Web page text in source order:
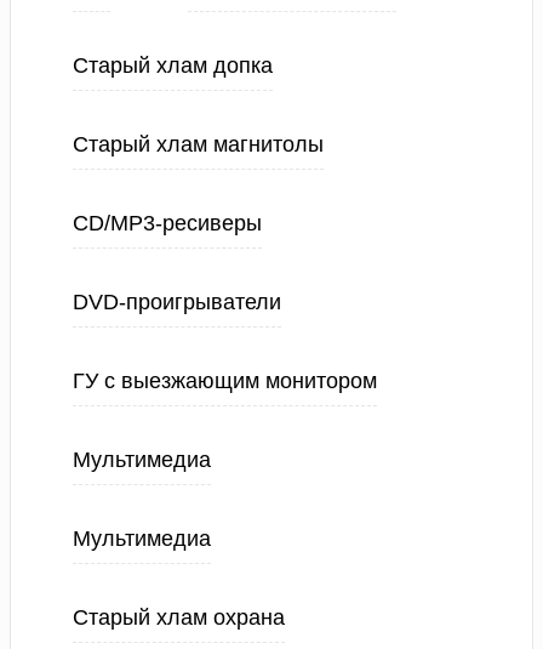
Старый хлам допка
Старый хлам магнитолы
CD/MP3-ресиверы
DVD-проигрыватели
ГУ с выезжающим монитором
Мультимедиа
Мультимедиа
Старый хлам охрана